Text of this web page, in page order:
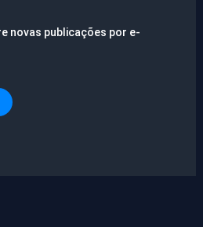
novas publicações por e-